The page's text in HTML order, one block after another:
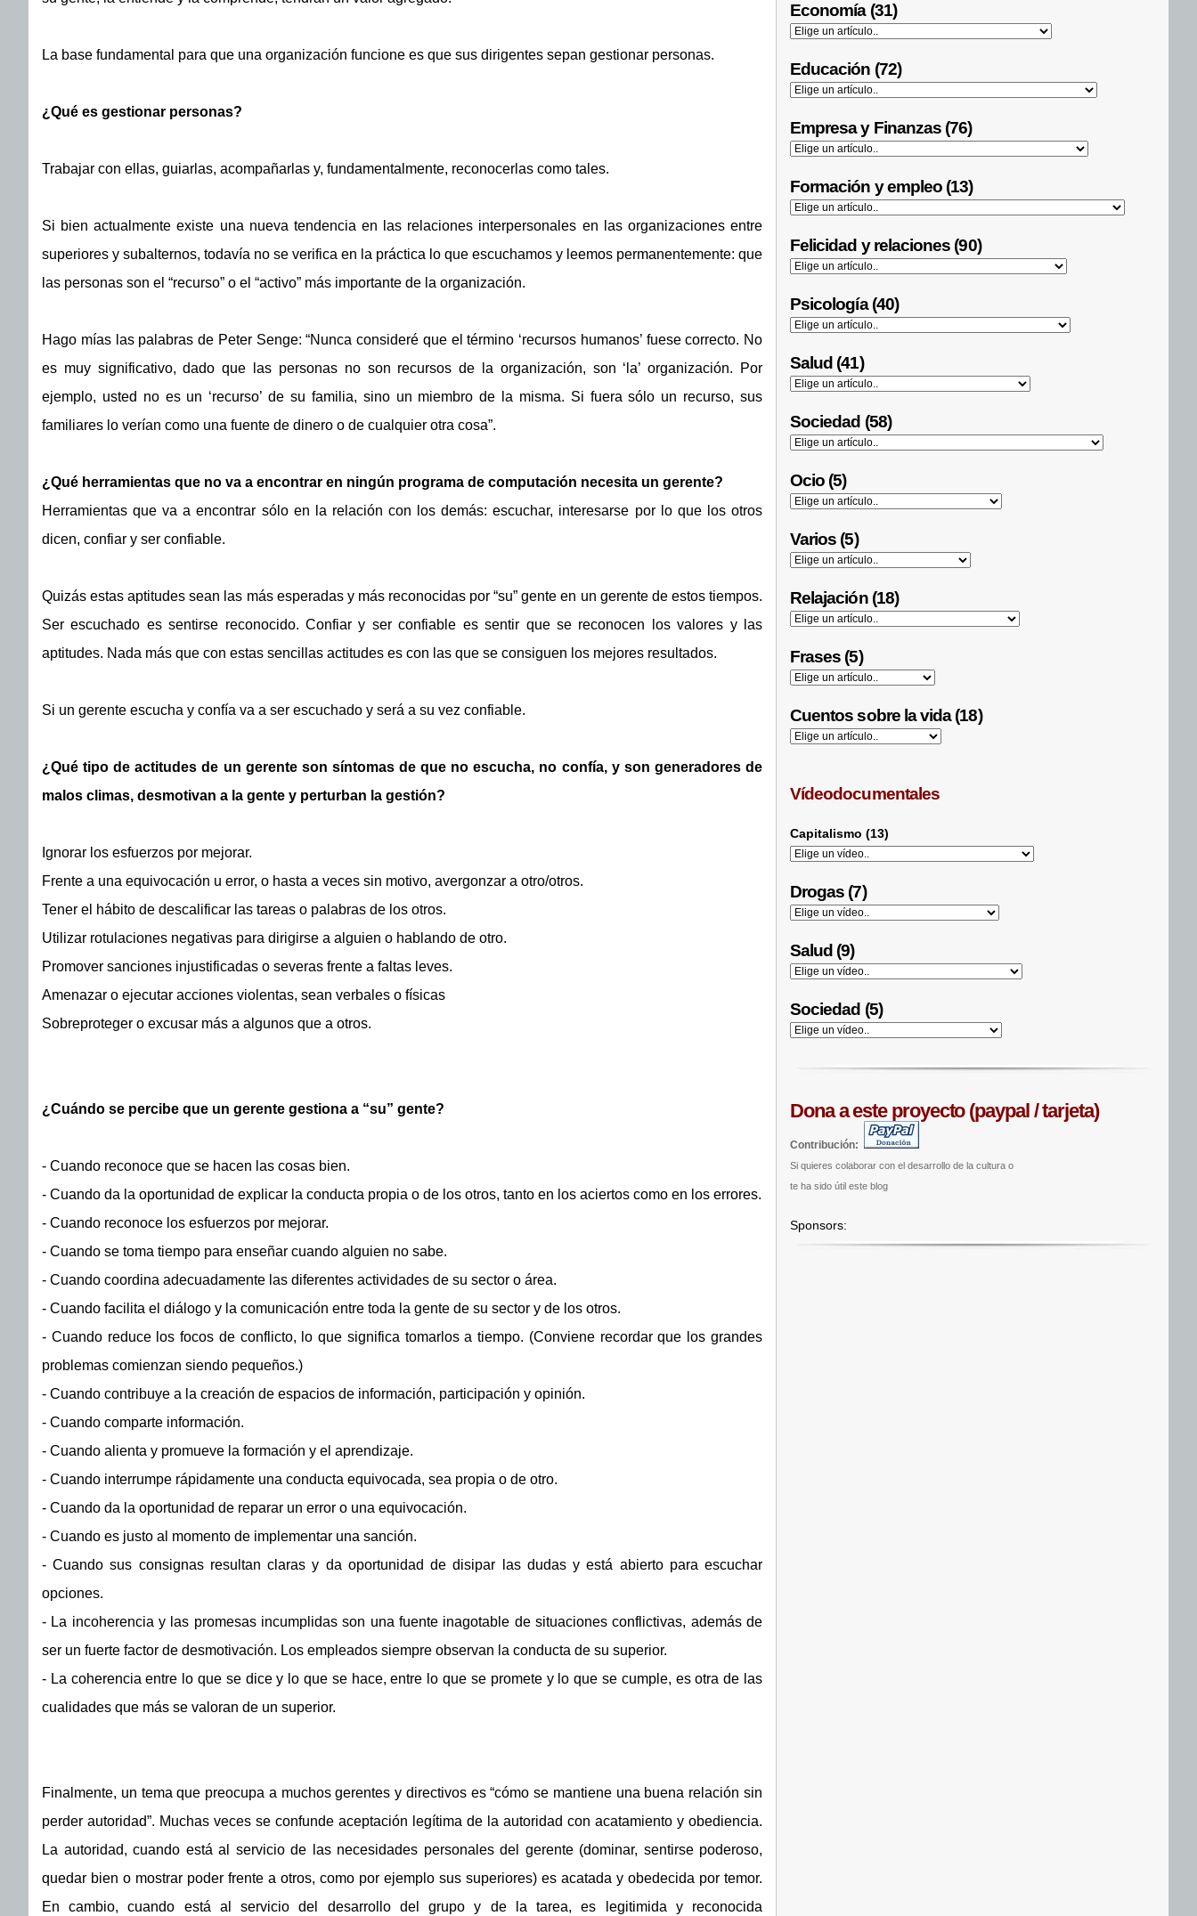
La base fundamental para que una organización funcione es que sus dirigentes sepan gestionar personas.
¿Qué es gestionar personas?
Trabajar con ellas, guiarlas, acompañarlas y, fundamentalmente, reconocerlas como tales.
Si bien actualmente existe una nueva tendencia en las relaciones interpersonales en las organizaciones entre
superiores y subalternos, todavía no se verifica en la práctica lo que escuchamos y leemos permanentemente: que
las personas son el “recurso” o el “activo” más importante de la organización.
Hago mías las palabras de Peter Senge: “Nunca consideré que el término ‘recursos humanos’ fuese correcto. No
es muy significativo, dado que las personas no son recursos de la organización, son ‘la’ organización. Por
ejemplo, usted no es un ‘recurso’ de su familia, sino un miembro de la misma. Si fuera sólo un recurso, sus
familiares lo verían como una fuente de dinero o de cualquier otra cosa”.
¿Qué herramientas que no va a encontrar en ningún programa de computación necesita un gerente?
Herramientas que va a encontrar sólo en la relación con los demás: escuchar, interesarse por lo que los otros
dicen, confiar y ser confiable.
Quizás estas aptitudes sean las más esperadas y más reconocidas por “su” gente en un gerente de estos tiempos.
Ser escuchado es sentirse reconocido. Confiar y ser confiable es sentir que se reconocen los valores y las
aptitudes. Nada más que con estas sencillas actitudes es con las que se consiguen los mejores resultados.
Si un gerente escucha y confía va a ser escuchado y será a su vez confiable.
¿Qué tipo de actitudes de un gerente son síntomas de que no escucha, no confía, y son generadores de
malos climas, desmotivan a la gente y perturban la gestión?
Ignorar los esfuerzos por mejorar.
Frente a una equivocación u error, o hasta a veces sin motivo, avergonzar a otro/otros.
Tener el hábito de descalificar las tareas o palabras de los otros.
Utilizar rotulaciones negativas para dirigirse a alguien o hablando de otro.
Promover sanciones injustificadas o severas frente a faltas leves.
Amenazar o ejecutar acciones violentas, sean verbales o físicas
Sobreproteger o excusar más a algunos que a otros.
¿Cuándo se percibe que un gerente gestiona a “su” gente?
- Cuando reconoce que se hacen las cosas bien.
- Cuando da la oportunidad de explicar la conducta propia o de los otros, tanto en los aciertos como en los errores.
- Cuando reconoce los esfuerzos por mejorar.
- Cuando se toma tiempo para enseñar cuando alguien no sabe.
- Cuando coordina adecuadamente las diferentes actividades de su sector o área.
- Cuando facilita el diálogo y la comunicación entre toda la gente de su sector y de los otros.
- Cuando reduce los focos de conflicto, lo que significa tomarlos a tiempo. (Conviene recordar que los grandes
problemas comienzan siendo pequeños.)
- Cuando contribuye a la creación de espacios de información, participación y opinión.
- Cuando comparte información.
- Cuando alienta y promueve la formación y el aprendizaje.
- Cuando interrumpe rápidamente una conducta equivocada, sea propia o de otro.
- Cuando da la oportunidad de reparar un error o una equivocación.
- Cuando es justo al momento de implementar una sanción.
- Cuando sus consignas resultan claras y da oportunidad de disipar las dudas y está abierto para escuchar
opciones.
- La incoherencia y las promesas incumplidas son una fuente inagotable de situaciones conflictivas, además de
ser un fuerte factor de desmotivación. Los empleados siempre observan la conducta de su superior.
- La coherencia entre lo que se dice y lo que se hace, entre lo que se promete y lo que se cumple, es otra de las
cualidades que más se valoran de un superior.
Finalmente, un tema que preocupa a muchos gerentes y directivos es “cómo se mantiene una buena relación sin
perder autoridad”. Muchas veces se confunde aceptación legítima de la autoridad con acatamiento y obediencia.
La autoridad, cuando está al servicio de las necesidades personales del gerente (dominar, sentirse poderoso,
quedar bien o mostrar poder frente a otros, como por ejemplo sus superiores) es acatada y obedecida por temor.
En cambio, cuando está al servicio del desarrollo del grupo y de la tarea, es legitimida y reconocida
Economía (31)
Educación (72)
Empresa y Finanzas (76)
Formación y empleo (13)
Felicidad y relaciones (90)
Psicología (40)
Salud (41)
Sociedad (58)
Ocio (5)
Varios (5)
Relajación (18)
Frases (5)
Cuentos sobre la vida (18)
Vídeodocumentales
Capitalismo (13)
Drogas (7)
Salud (9)
Sociedad (5)
Dona a este proyecto (paypal / tarjeta)
Contribución:
Si quieres colaborar con el desarrollo de la cultura o
te ha sido útil este blog
Sponsors: